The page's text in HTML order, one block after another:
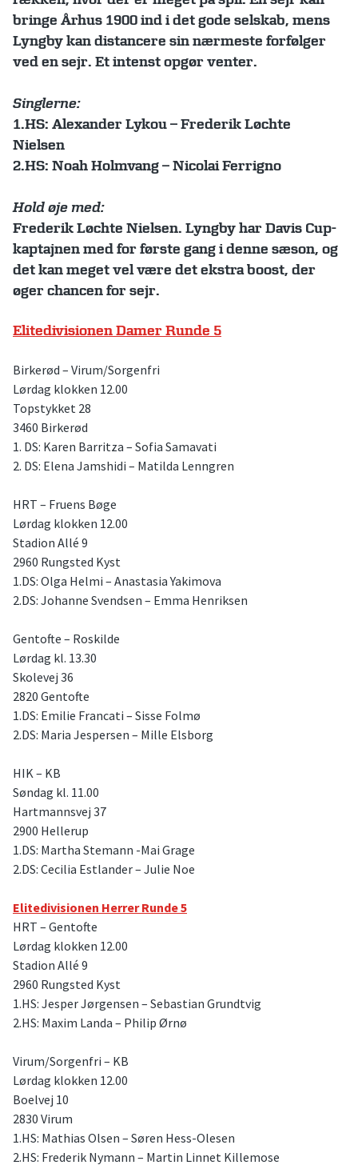
bringe Århus 1900 ind i det gode selskab, mens
Lyngby kan distancere sin nærmeste forfølger
ved en sejr. Et intenst opgør venter.
Singlerne:
1.HS: Alexander Lykou – Frederik Løchte
Nielsen
2.HS: Noah Holmvang – Nicolai Ferrigno
Hold øje med:
Frederik Løchte Nielsen. Lyngby har Davis Cup-
kaptajnen med for første gang i denne sæson, og
det kan meget vel være det ekstra boost, der
øger chancen for sejr.
Elitedivisionen Damer Runde 5
Birkerød – Virum/Sorgenfri
Lørdag klokken 12.00
Topstykket 28
3460 Birkerød
1. DS: Karen Barritza – Sofia Samavati
2. DS: Elena Jamshidi – Matilda Lenngren
HRT – Fruens Bøge
Lørdag klokken 12.00
Stadion Allé 9
2960 Rungsted Kyst
1.DS: Olga Helmi – Anastasia Yakimova
2.DS: Johanne Svendsen – Emma Henriksen
Gentofte – Roskilde
Lørdag kl. 13.30
Skolevej 36
2820 Gentofte
1.DS: Emilie Francati – Sisse Folmø
2.DS: Maria Jespersen – Mille Elsborg
HIK – KB
Søndag kl. 11.00
Hartmannsvej 37
2900 Hellerup
1.DS: Martha Stemann -Mai Grage
2.DS: Cecilia Estlander – Julie Noe
Elitedivisionen Herrer Runde 5
HRT – Gentofte
Lørdag klokken 12.00
Stadion Allé 9
2960 Rungsted Kyst
1.HS: Jesper Jørgensen – Sebastian Grundtvig
2.HS: Maxim Landa – Philip Ørnø
Virum/Sorgenfri – KB
Lørdag klokken 12.00
Boelvej 10
2830 Virum
1.HS: Mathias Olsen – Søren Hess-Olesen
2.HS: Frederik Nymann – Martin Linnet Killemose